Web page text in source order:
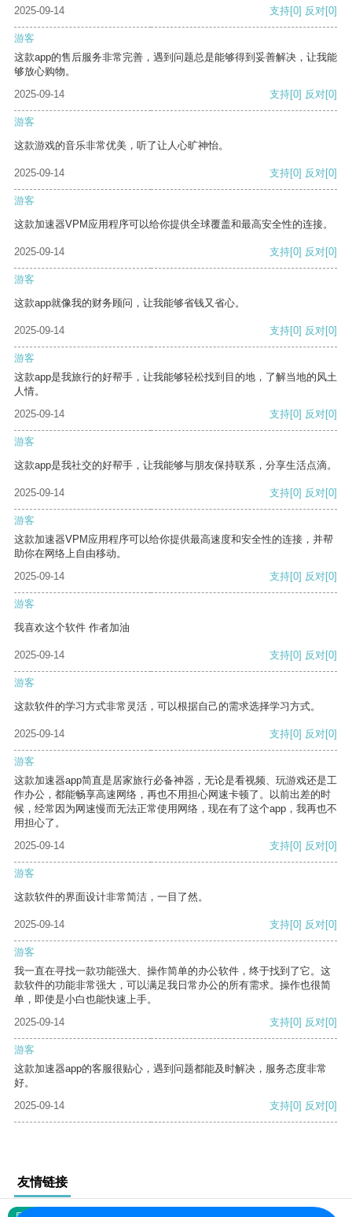
2025-09-14 支持[0] 反对[0]
游客
这款app的售后服务非常完善，遇到问题总是能够得到妥善解决，让我能
够放心购物。
2025-09-14
支持[0] 反对[0]
游客
这款游戏的音乐非常优美，听了让人心旷神怡。
2025-09-14 支持[0] 反对[0]
游客
这款加速器VPM应用程序可以给你提供全球覆盖和最高安全性的连接。
2025-09-14 支持[0] 反对[0]
游客
这款app就像我的财务顾问，让我能够省钱又省心。
2025-09-14 支持[0] 反对[0]
游客
这款app是我旅行的好帮手，让我能够轻松找到目的地，了解当地的风土
人情。
2025-09-14
支持[0] 反对[0]
游客
这款app是我社交的好帮手，让我能够与朋友保持联系，分享生活点滴。
2025-09-14 支持[0] 反对[0]
游客
这款加速器VPM应用程序可以给你提供最高速度和安全性的连接，并帮
助你在网络上自由移动。
2025-09-14
支持[0] 反对[0]
游客
我喜欢这个软件 作者加油
2025-09-14 支持[0] 反对[0]
游客
这款软件的学习方式非常灵活，可以根据自己的需求选择学习方式。
2025-09-14 支持[0] 反对[0]
游客
这款加速器app简直是居家旅行必备神器，无论是看视频、玩游戏还是工
作办公，都能畅享高速网络，再也不用担心网速卡顿了。以前出差的时
候，经常因为网速慢而无法正常使用网络，现在有了这个app，我再也不
用担心了。
2025-09-14
支持[0] 反对[0]
游客
这款软件的界面设计非常简洁，一目了然。
2025-09-14 支持[0] 反对[0]
游客
我一直在寻找一款功能强大、操作简单的办公软件，终于找到了它。这
款软件的功能非常强大，可以满足我日常办公的所有需求。操作也很简
单，即使是小白也能快速上手。
2025-09-14
支持[0] 反对[0]
游客
这款加速器app的客服很贴心，遇到问题都能及时解决，服务态度非常
好。
2025-09-14
支持[0] 反对[0]
友情链接